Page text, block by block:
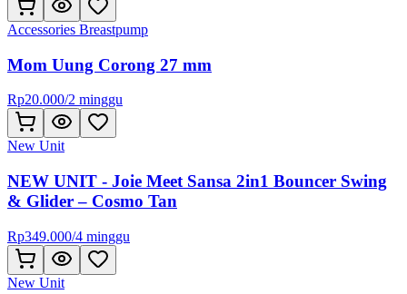
Accessories Breastpump
Mom Uung Corong 27 mm
Rp20.000/2 minggu
New Unit
NEW UNIT - Joie Meet Sansa 2in1 Bouncer Swing
& Glider – Cosmo Tan
Rp349.000/4 minggu
New Unit